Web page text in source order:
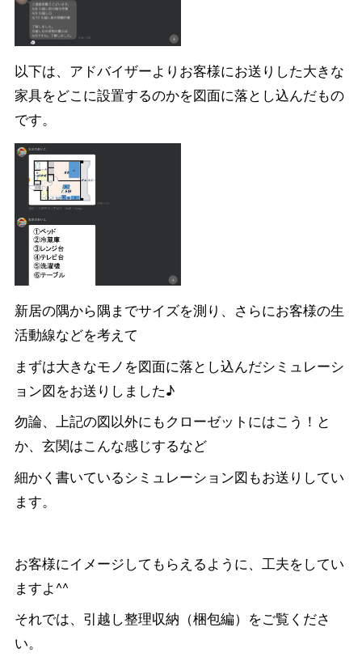
以下は、アドバイザーよりお客様にお送りした大きな
家具をどこに設置するのかを図面に落とし込んだもの
です。
新居の隅から隅までサイズを測り、さらにお客様の生
活動線などを考えて
まずは大きなモノを図面に落とし込んだシミュレーシ
ョン図をお送りしました♪
勿論、上記の図以外にもクローゼットにはこう！と
か、玄関はこんな感じするなど
細かく書いているシミュレーション図もお送りしてい
ます。
お客様にイメージしてもらえるように、工夫をしてい
ますよ^^
それでは、引越し整理収納（梱包編）をご覧くださ
い。